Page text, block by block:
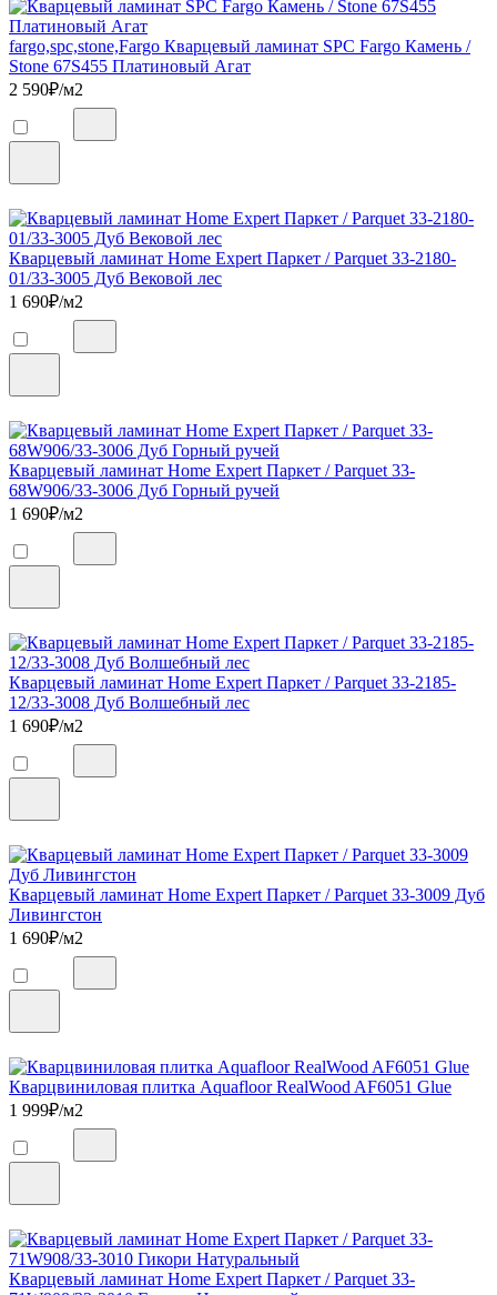
fargo,spc,stone,Fargo Кварцевый ламинат SPC Fargo Камень /
Stone 67S455 Платиновый Агат
2 590₽/м2
Кварцевый ламинат Home Expert Паркет / Parquet 33-2180-
01/33-3005 Дуб Вековой лес
1 690₽/м2
Кварцевый ламинат Home Expert Паркет / Parquet 33-
68W906/33-3006 Дуб Горный ручей
1 690₽/м2
Кварцевый ламинат Home Expert Паркет / Parquet 33-2185-
12/33-3008 Дуб Волшебный лес
1 690₽/м2
Кварцевый ламинат Home Expert Паркет / Parquet 33-3009 Дуб
Ливингстон
1 690₽/м2
Кварцвиниловая плитка Aquafloor RealWood AF6051 Glue
1 999₽/м2
Кварцевый ламинат Home Expert Паркет / Parquet 33-